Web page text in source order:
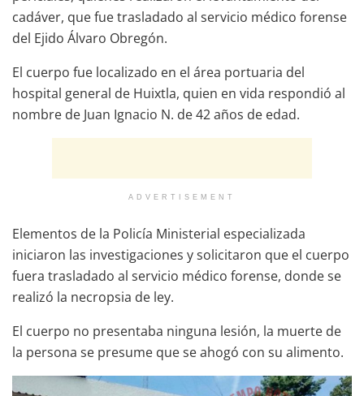
cadáver, que fue trasladado al servicio médico forense
del Ejido Álvaro Obregón.
El cuerpo fue localizado en el área portuaria del
hospital general de Huixtla, quien en vida respondió al
nombre de Juan Ignacio N. de 42 años de edad.
ADVERTISEMENT
Elementos de la Policía Ministerial especializada
iniciaron las investigaciones y solicitaron que el cuerpo
fuera trasladado al servicio médico forense, donde se
realizó la necropsia de ley.
El cuerpo no presentaba ninguna lesión, la muerte de
la persona se presume que se ahogó con su alimento.